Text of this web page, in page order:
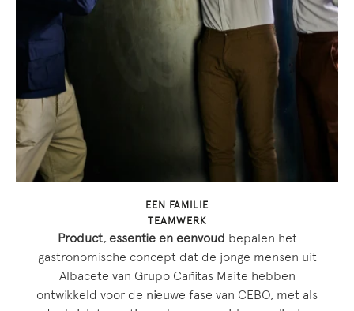
EEN FAMILIE
TEAMWERK
Product, essentie en eenvoud
bepalen het
gastronomische concept dat de jonge mensen uit
Albacete van Grupo Cañitas Maite hebben
ontwikkeld voor de nieuwe fase van CEBO, met als